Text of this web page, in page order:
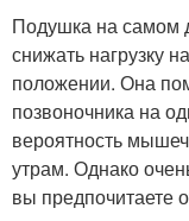
Подушка на самом
снижать нагрузку
положении. Она
позвоночника на
вероятность
утрам. Однако
вы предпочитаете